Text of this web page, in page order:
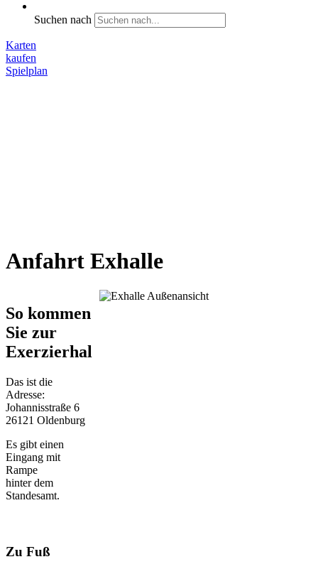
Suchen nach
Karten
kaufen
Spielplan
Anfahrt Exhalle
So kommen
Sie zur
Exerzierhalle
Das ist die
Adresse:
Johannisstraße 6
26121 Oldenburg
Es gibt einen
Eingang mit
Rampe
hinter dem
Standesamt.
Zu Fuß